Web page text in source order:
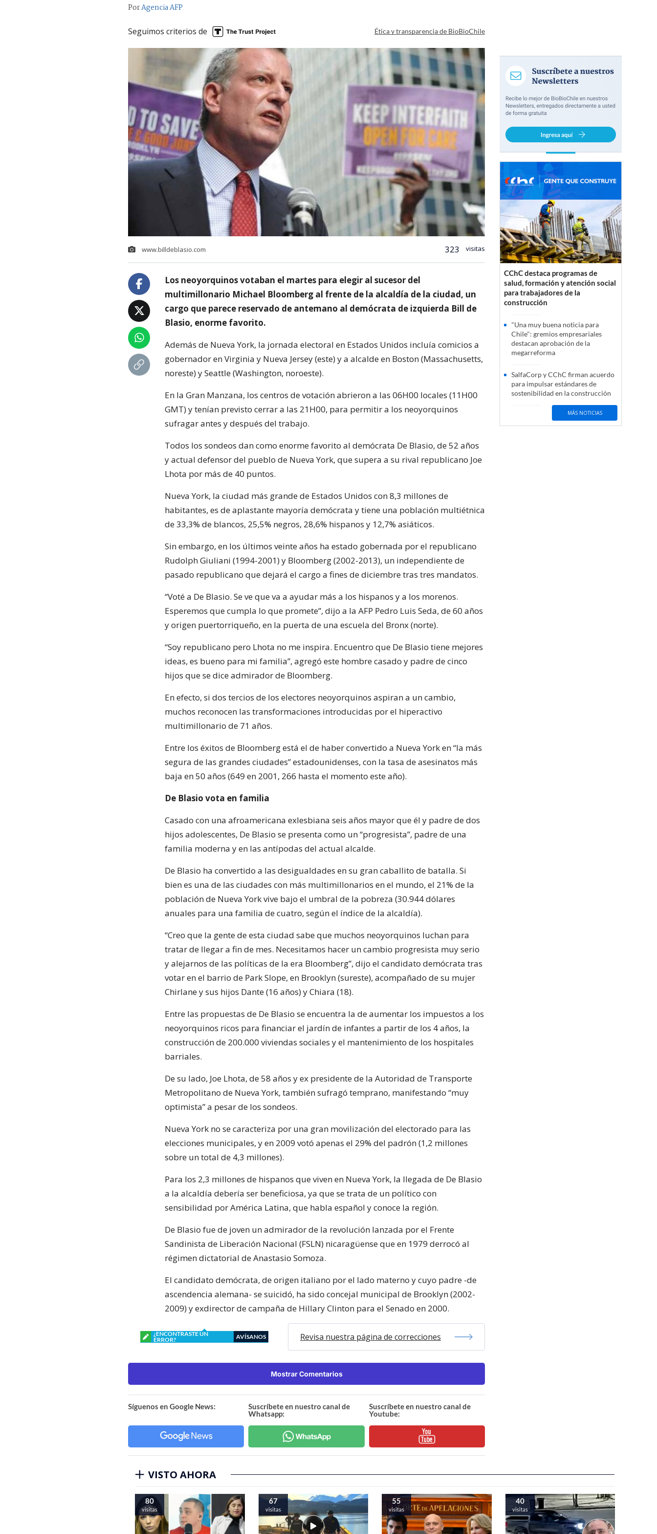
PorAgencia AFP
Seguimos criterios de Ética y transparencia de BioBioChile
www.billdeblasio.com 323 visitas
Los neoyorquinos votaban el martes para elegir al sucesor del
multimillonario Michael Bloomberg al frente de la alcaldía de la ciudad, un
cargo que parece reservado de antemano al demócrata de izquierda Bill de
Blasio, enorme favorito.
Además de Nueva York, la jornada electoral en Estados Unidos incluía comicios a
gobernador en Virginia y Nueva Jersey (este) y a alcalde en Boston (Massachusetts,
noreste) y Seattle (Washington, noroeste).
En la Gran Manzana, los centros de votación abrieron a las 06H00 locales (11H00
GMT) y tenían previsto cerrar a las 21H00, para permitir a los neoyorquinos
sufragar antes y después del trabajo.
Todos los sondeos dan como enorme favorito al demócrata De Blasio, de 52 años
y actual defensor del pueblo de Nueva York, que supera a su rival republicano Joe
Lhota por más de 40 puntos.
Nueva York, la ciudad más grande de Estados Unidos con 8,3 millones de
habitantes, es de aplastante mayoría demócrata y tiene una población multiétnica
de 33,3% de blancos, 25,5% negros, 28,6% hispanos y 12,7% asiáticos.
Sin embargo, en los últimos veinte años ha estado gobernada por el republicano
Rudolph Giuliani (1994-2001) y Bloomberg (2002-2013), un independiente de
pasado republicano que dejará el cargo a fines de diciembre tras tres mandatos.
“Voté a De Blasio. Se ve que va a ayudar más a los hispanos y a los morenos.
Esperemos que cumpla lo que promete”, dijo a la AFP Pedro Luis Seda, de 60 años
y origen puertorriqueño, en la puerta de una escuela del Bronx (norte).
“Soy republicano pero Lhota no me inspira. Encuentro que De Blasio tiene mejores
ideas, es bueno para mi familia”, agregó este hombre casado y padre de cinco
hijos que se dice admirador de Bloomberg.
En efecto, si dos tercios de los electores neoyorquinos aspiran a un cambio,
muchos reconocen las transformaciones introducidas por el hiperactivo
multimillonario de 71 años.
Entre los éxitos de Bloomberg está el de haber convertido a Nueva York en “la más
segura de las grandes ciudades” estadounidenses, con la tasa de asesinatos más
baja en 50 años (649 en 2001, 266 hasta el momento este año).
De Blasio vota en familia
Casado con una afroamericana exlesbiana seis años mayor que él y padre de dos
hijos adolescentes, De Blasio se presenta como un “progresista”, padre de una
familia moderna y en las antípodas del actual alcalde.
De Blasio ha convertido a las desigualdades en su gran caballito de batalla. Si
bien es una de las ciudades con más multimillonarios en el mundo, el 21% de la
población de Nueva York vive bajo el umbral de la pobreza (30.944 dólares
anuales para una familia de cuatro, según el índice de la alcaldía).
“Creo que la gente de esta ciudad sabe que muchos neoyorquinos luchan para
tratar de llegar a fin de mes. Necesitamos hacer un cambio progresista muy serio
y alejarnos de las políticas de la era Bloomberg”, dijo el candidato demócrata tras
votar en el barrio de Park Slope, en Brooklyn (sureste), acompañado de su mujer
Chirlane y sus hijos Dante (16 años) y Chiara (18).
Entre las propuestas de De Blasio se encuentra la de aumentar los impuestos a los
neoyorquinos ricos para financiar el jardín de infantes a partir de los 4 años, la
construcción de 200.000 viviendas sociales y el mantenimiento de los hospitales
barriales.
De su lado, Joe Lhota, de 58 años y ex presidente de la Autoridad de Transporte
Metropolitano de Nueva York, también sufragó temprano, manifestando “muy
optimista” a pesar de los sondeos.
Nueva York no se caracteriza por una gran movilización del electorado para las
elecciones municipales, y en 2009 votó apenas el 29% del padrón (1,2 millones
sobre un total de 4,3 millones).
Para los 2,3 millones de hispanos que viven en Nueva York, la llegada de De Blasio
a la alcaldía debería ser beneficiosa, ya que se trata de un político con
sensibilidad por América Latina, que habla español y conoce la región.
De Blasio fue de joven un admirador de la revolución lanzada por el Frente
Sandinista de Liberación Nacional (FSLN) nicaragüense que en 1979 derrocó al
régimen dictatorial de Anastasio Somoza.
El candidato demócrata, de origen italiano por el lado materno y cuyo padre -de
ascendencia alemana- se suicidó, ha sido concejal municipal de Brooklyn (2002-
2009) y exdirector de campaña de Hillary Clinton para el Senado en 2000.
¿ENCONTRASTE UN
ERROR?
AVÍSANOS Revisa nuestra página de correcciones
Mostrar Comentarios
Síguenos en Google News:
Suscríbete en nuestro canal de
Whatsapp:
Suscríbete en nuestro canal de
Youtube:
CChC destaca programas de
salud, formación y atención social
para trabajadores de la
construcción
"Una muy buena noticia para
Chile": gremios empresariales
destacan aprobación de la
megarreforma
SalfaCorp y CChC firman acuerdo
para impulsar estándares de
sostenibilidad en la construcción
MÁS NOTICIAS
VISTO AHORA
80
visitas
67
visitas
55
visitas
40
visitas